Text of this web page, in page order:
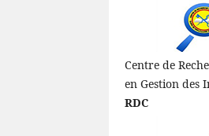
Centre de
en Gestion des
RDC